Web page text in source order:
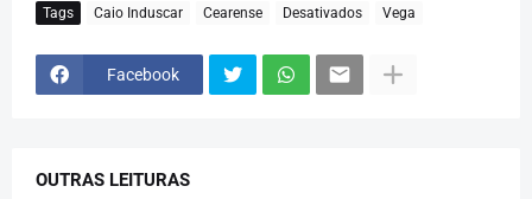
Tags Caio Induscar Cearense Desativados Vega
Facebook
OUTRAS LEITURAS